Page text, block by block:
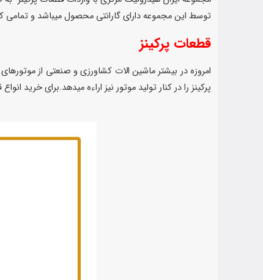
توسط این مجموعه دارای گارانتی محصول میباشد و تمامی
قطعات پرکینز
پرکینز را در کنار تولید موتور نیز اراءه میدهد.برای خرید